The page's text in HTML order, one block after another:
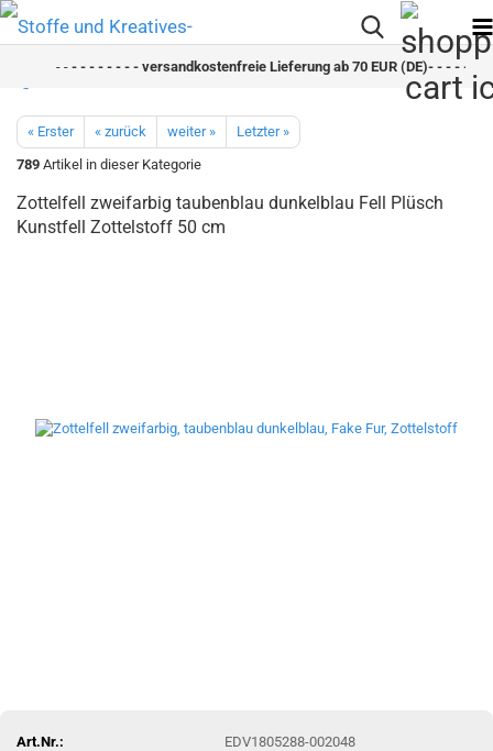
- -- - - - - - - - versandkostenfreie Lieferung ab 70 EUR (DE)- - - - - - -
« Erster « zurück weiter »
Letzter »
789 Artikel in dieser Kategorie
Zottelfell zweifarbig taubenblau dunkelblau Fell Plüsch
Kunstfell Zottelstoff 50 cm
Art.Nr.:
EDV1805288-002048